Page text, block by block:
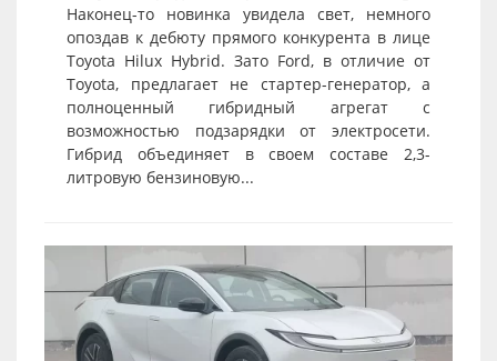
Наконец-то новинка увидела свет, немного
опоздав к дебюту прямого конкурента в лице
Toyota Hilux Hybrid. Зато Ford, в отличие от
Toyota, предлагает не стартер-генератор, а
полноценный гибридный агрегат с
возможностью подзарядки от электросети.
Гибрид объединяет в своем составе 2,3-
литровую бензиновую...